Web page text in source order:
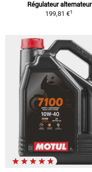
Régulateur alternateur
199,81 €1